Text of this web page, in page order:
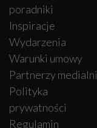
poradniki
Inspiracje
Wydarzenia
Warunki umowy
Partnerzy medialni
Polityka
prywatności
Regulamin